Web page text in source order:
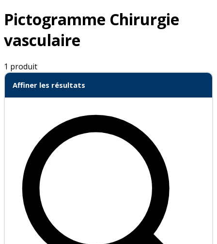
Pictogramme Chirurgie
vasculaire
1 produit
Affiner les résultats